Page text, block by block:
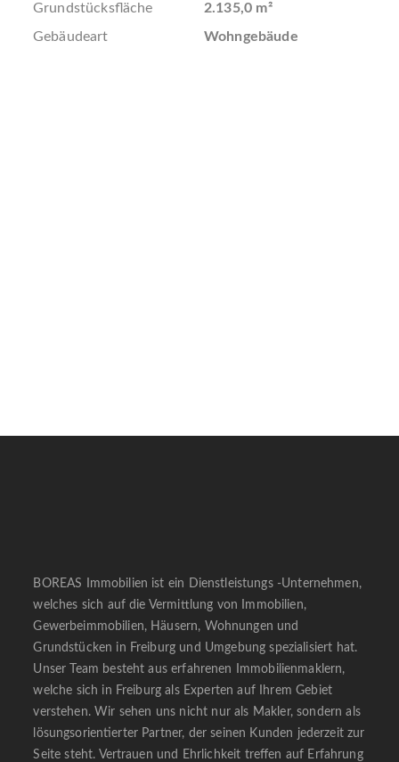
Grundstücksfläche
2.135,0 m²
Gebäudeart
Wohngebäude
BOREAS Immobilien ist ein Dienstleistungs -Unternehmen,
welches sich auf die Vermittlung von Immobilien,
Gewerbeimmobilien, Häusern, Wohnungen und
Grundstücken in Freiburg und Umgebung spezialisiert hat.
Unser Team besteht aus erfahrenen Immobilienmaklern,
welche sich in Freiburg als Experten auf Ihrem Gebiet
verstehen. Wir sehen uns nicht nur als Makler, sondern als
lösungsorientierter Partner, der seinen Kunden jederzeit zur
Seite steht. Vertrauen und Ehrlichkeit treffen auf Erfahrung